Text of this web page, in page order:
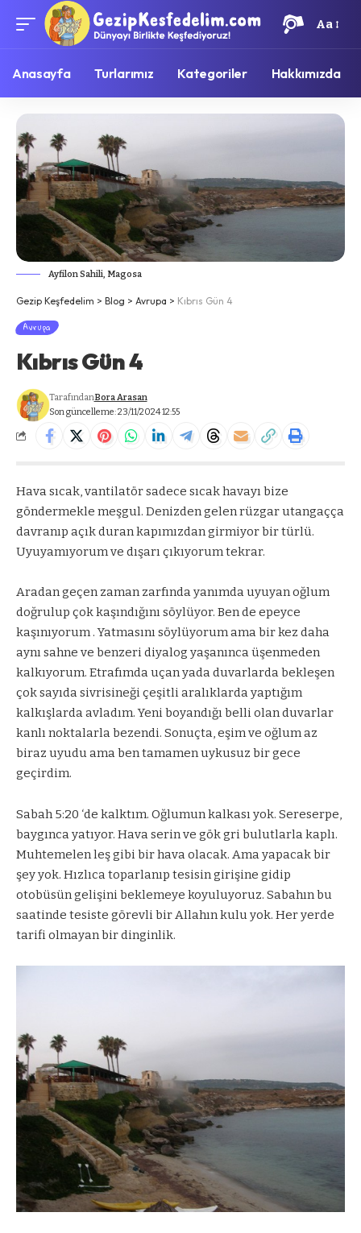
Aa
Anasayfa Turlarımız Kategoriler Hakkımızda
Ayfilon Sahili, Magosa
Gezip Keşfedelim > Blog > Avrupa > Kıbrıs Gün 4
Avrupa
Kıbrıs Gün 4
Son güncelleme: 23/11/2024 12:55
TarafındanBora Arasan
Hava sıcak, vantilatör sadece sıcak havayı bize
göndermekle meşgul. Denizden gelen rüzgar utangaçça
davranıp açık duran kapımızdan girmiyor bir türlü.
Uyuyamıyorum ve dışarı çıkıyorum tekrar.
Aradan geçen zaman zarfında yanımda uyuyan oğlum
doğrulup çok kaşındığını söylüyor. Ben de epeyce
kaşınıyorum . Yatmasını söylüyorum ama bir kez daha
aynı sahne ve benzeri diyalog yaşanınca üşenmeden
kalkıyorum. Etrafımda uçan yada duvarlarda bekleşen
çok sayıda sivrisineği çeşitli aralıklarda yaptığım
kalkışlarda avladım. Yeni boyandığı belli olan duvarlar
kanlı noktalarla bezendi. Sonuçta, eşim ve oğlum az
biraz uyudu ama ben tamamen uykusuz bir gece
geçirdim.
Sabah 5:20 ‘de kalktım. Oğlumun kalkası yok. Sereserpe,
baygınca yatıyor. Hava serin ve gök gri bulutlarla kaplı.
Muhtemelen leş gibi bir hava olacak. Ama yapacak bir
şey yok. Hızlıca toparlanıp tesisin girişine gidip
otobüsün gelişini beklemeye koyuluyoruz. Sabahın bu
saatinde tesiste görevli bir Allahın kulu yok. Her yerde
tarifi olmayan bir dinginlik.